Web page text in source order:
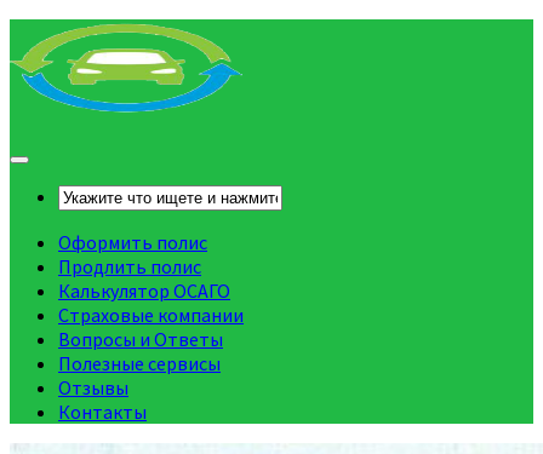
Оформить полис
Продлить полис
Калькулятор ОСАГО
Страховые компании
Вопросы и Ответы
Полезные сервисы
Отзывы
Контакты